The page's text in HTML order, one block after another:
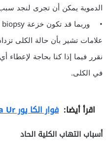
الدموية يمكن أن تجرى لنجد سبب
علامات تشير بأن حالة الكلى
نقرر فيما إذا كنا بحاجة لإعطاء
في الكلى.
اقرأ أيضا: فوار الكا يور Alka Ur
أسباب التهاب الكلية الحاد